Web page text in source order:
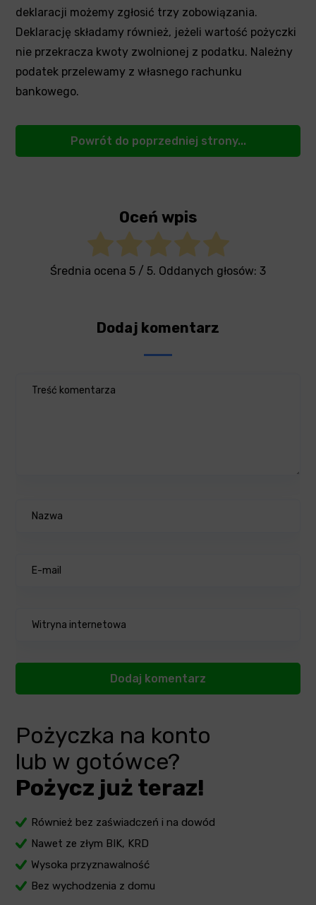
deklaracji możemy zgłosić trzy zobowiązania.
Deklarację składamy również, jeżeli wartość pożyczki
nie przekracza kwoty zwolnionej z podatku. Należny
podatek przelewamy z własnego rachunku
bankowego.
Powrót do poprzedniej strony...
Oceń wpis
Średnia ocena 5 / 5. Oddanych głosów: 3
Dodaj komentarz
Pożyczka na konto
lub w gotówce?
Pożycz już teraz!
Również bez zaświadczeń i na dowód
Nawet ze złym BIK, KRD
Wysoka przyznawalność
Bez wychodzenia z domu